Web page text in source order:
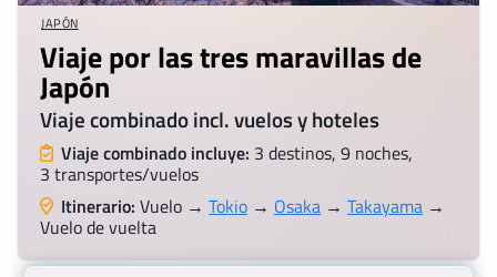
JAPÓN
Viaje por las tres maravillas de
Japón
Viaje combinado incl. vuelos y hoteles
Viaje combinado incluye: 3 destinos, 9 noches,
3 transportes/vuelos
Itinerario: Vuelo → Tokio → Osaka → Takayama →
Vuelo de vuelta